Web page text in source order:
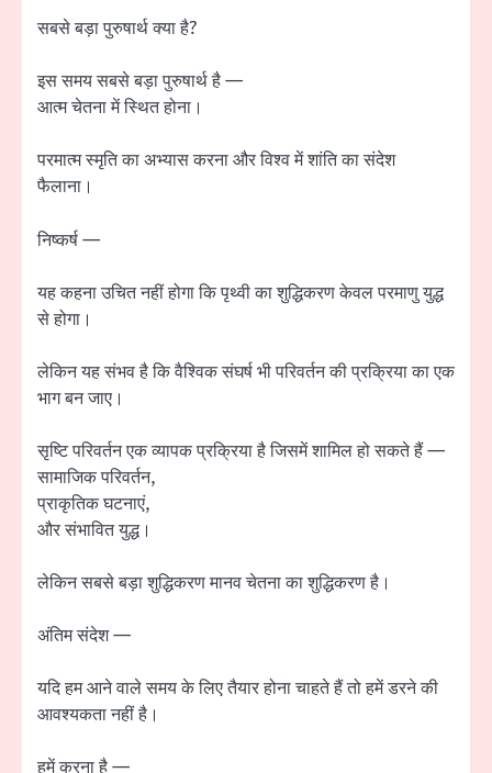
सबसे बड़ा पुरुषार्थ क्या है?
इस समय सबसे बड़ा पुरुषार्थ है —
आत्म चेतना में स्थित होना।
परमात्म स्मृति का अभ्यास करना और विश्व में शांति का संदेश
फैलाना।
निष्कर्ष —
यह कहना उचित नहीं होगा कि पृथ्वी का शुद्धिकरण केवल परमाणु युद्ध
से होगा।
लेकिन यह संभव है कि वैश्विक संघर्ष भी परिवर्तन की प्रक्रिया का एक
भाग बन जाए।
सृष्टि परिवर्तन एक व्यापक प्रक्रिया है जिसमें शामिल हो सकते हैं —
सामाजिक परिवर्तन,
प्राकृतिक घटनाएं,
और संभावित युद्ध।
लेकिन सबसे बड़ा शुद्धिकरण मानव चेतना का शुद्धिकरण है।
अंतिम संदेश —
यदि हम आने वाले समय के लिए तैयार होना चाहते हैं तो हमें डरने की
आवश्यकता नहीं है।
हमें करना है —